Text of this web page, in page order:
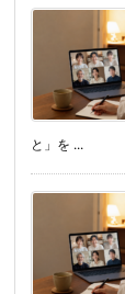
と」を ...